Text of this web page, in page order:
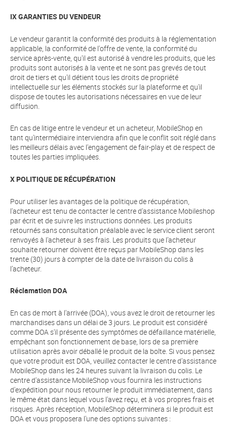
IX GARANTIES DU VENDEUR
Le vendeur garantit la conformité des produits à la réglementation
applicable, la conformité de l'offre de vente, la conformité du
service après-vente, qu'il est autorisé à vendre les produits, que les
produits sont autorisés à la vente et ne sont pas grevés de tout
droit de tiers et qu'il détient tous les droits de propriété
intellectuelle sur les éléments stockés sur la plateforme et qu'il
dispose de toutes les autorisations nécessaires en vue de leur
diffusion.
En cas de litige entre le vendeur et un acheteur, MobileShop en
tant qu'intermédiaire interviendra afin que le conflit soit réglé dans
les meilleurs délais avec l'engagement de fair-play et de respect de
toutes les parties impliquées.
X POLITIQUE DE RÉCUPÉRATION
Pour utiliser les avantages de la politique de récupération,
l'acheteur est tenu de contacter le centre d'assistance Mobileshop
par écrit et de suivre les instructions données. Les produits
retournés sans consultation préalable avec le service client seront
renvoyés à l'acheteur à ses frais. Les produits que l’acheteur
souhaite retourner doivent être reçus par MobileShop dans les
trente (30) jours à compter de la date de livraison du colis à
l’acheteur.
Réclamation DOA
En cas de mort à l'arrivée (DOA), vous avez le droit de retourner les
marchandises dans un délai de 3 jours. Le produit est considéré
comme DOA s'il présente des symptômes de défaillance matérielle,
empêchant son fonctionnement de base, lors de sa première
utilisation après avoir déballé le produit de la boîte. Si vous pensez
que votre produit est DOA, veuillez contacter le centre d'assistance
MobileShop dans les 24 heures suivant la livraison du colis. Le
centre d'assistance MobileShop vous fournira les instructions
d'expédition pour nous retourner le produit immédiatement, dans
le même état dans lequel vous l'avez reçu, et à vos propres frais et
risques. Après réception, MobileShop déterminera si le produit est
DOA et vous proposera l'une des options suivantes :